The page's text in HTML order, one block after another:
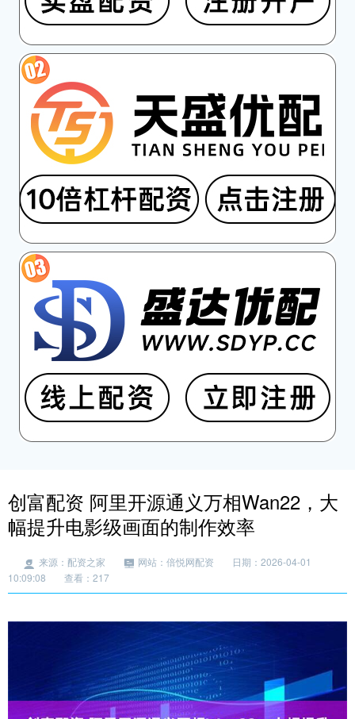
创富配资 阿里开源通义万相Wan22，大
幅提升电影级画面的制作效率
来源：配资之家 网站：倍悦网配资
日期：2026-04-01
10:09:08
查看：217